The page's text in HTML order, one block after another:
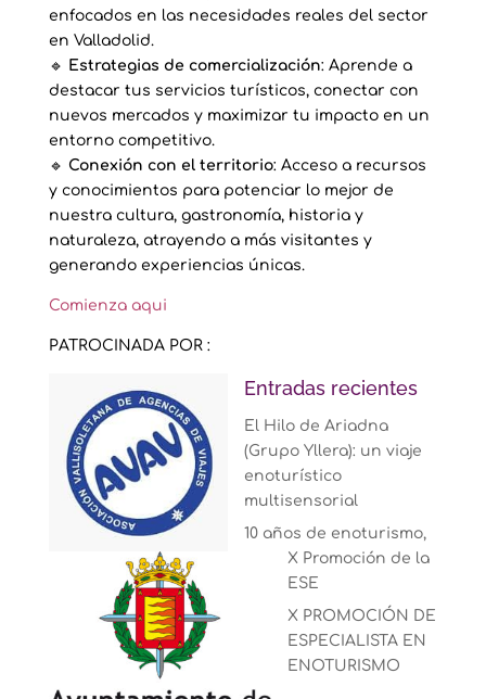
enfocados en las necesidades reales del sector
en Valladolid.
🔹 Estrategias de comercialización: Aprende a
destacar tus servicios turísticos, conectar con
nuevos mercados y maximizar tu impacto en un
entorno competitivo.
🔹 Conexión con el territorio: Acceso a recursos
y conocimientos para potenciar lo mejor de
nuestra cultura, gastronomía, historia y
naturaleza, atrayendo a más visitantes y
generando experiencias únicas.
Comienza aqui
PATROCINADA POR :
Entradas recientes
El Hilo de Ariadna
(Grupo Yllera): un viaje
enoturístico
multisensorial
10 años de enoturismo,
X Promoción de la
ESE
X PROMOCIÓN DE
ESPECIALISTA EN
ENOTURISMO